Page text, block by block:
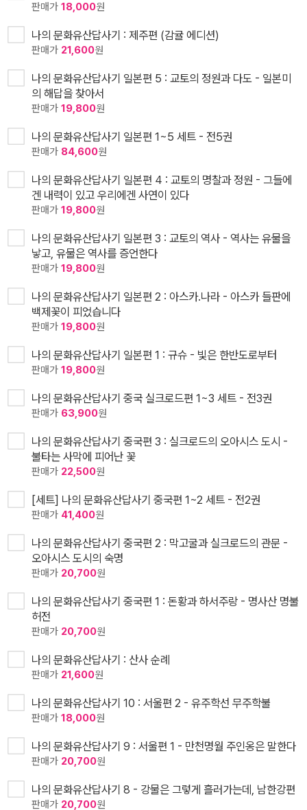
판매가 18,000원
나의 문화유산답사기 : 제주편 (감귤 에디션)
판매가 21,600원
나의 문화유산답사기 일본편 5 : 교토의 정원과 다도 - 일본미
의 해답을 찾아서
판매가 19,800원
나의 문화유산답사기 일본편 1~5 세트 - 전5권
판매가 84,600원
나의 문화유산답사기 일본편 4 : 교토의 명찰과 정원 - 그들에
겐 내력이 있고 우리에겐 사연이 있다
판매가 19,800원
나의 문화유산답사기 일본편 3 : 교토의 역사 - 역사는 유물을
낳고, 유물은 역사를 증언한다
판매가 19,800원
나의 문화유산답사기 일본편 2 : 아스카.나라 - 아스카 들판에
백제꽃이 피었습니다
판매가 19,800원
나의 문화유산답사기 일본편 1 : 규슈 - 빛은 한반도로부터
판매가 19,800원
나의 문화유산답사기 중국 실크로드편 1~3 세트 - 전3권
판매가 63,900원
나의 문화유산답사기 중국편 3 : 실크로드의 오아시스 도시 -
불타는 사막에 피어난 꽃
판매가 22,500원
[세트] 나의 문화유산답사기 중국편 1~2 세트 - 전2권
판매가 41,400원
나의 문화유산답사기 중국편 2 : 막고굴과 실크로드의 관문 -
오아시스 도시의 숙명
판매가 20,700원
나의 문화유산답사기 중국편 1 : 돈황과 하서주랑 - 명사산 명불
허전
판매가 20,700원
나의 문화유산답사기 : 산사 순례
판매가 21,600원
나의 문화유산답사기 10 : 서울편 2 - 유주학선 무주학불
판매가 18,000원
나의 문화유산답사기 9 : 서울편 1 - 만천명월 주인옹은 말한다
판매가 20,700원
나의 문화유산답사기 8 - 강물은 그렇게 흘러가는데, 남한강편
판매가 20,700원